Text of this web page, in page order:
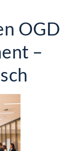
OGD
–